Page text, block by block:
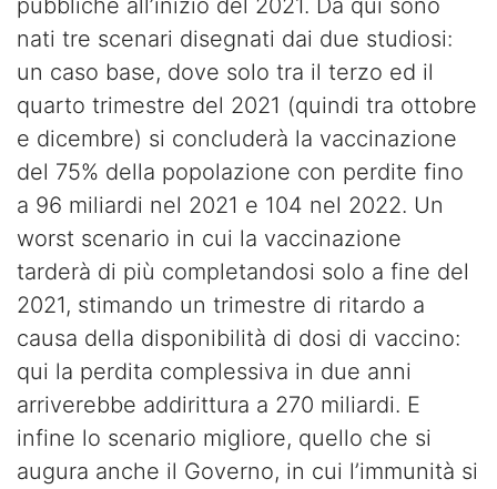
nati tre scenari disegnati dai due studiosi:
un caso base, dove solo tra il terzo ed il
quarto trimestre del 2021 (quindi tra ottobre
e dicembre) si concluderà la vaccinazione
del 75% della popolazione con perdite fino
a 96 miliardi nel 2021 e 104 nel 2022. Un
worst scenario in cui la vaccinazione
tarderà di più completandosi solo a fine del
2021, stimando un trimestre di ritardo a
causa della disponibilità di dosi di vaccino:
qui la perdita complessiva in due anni
arriverebbe addirittura a 270 miliardi. E
infine lo scenario migliore, quello che si
augura anche il Governo, in cui l’immunità si